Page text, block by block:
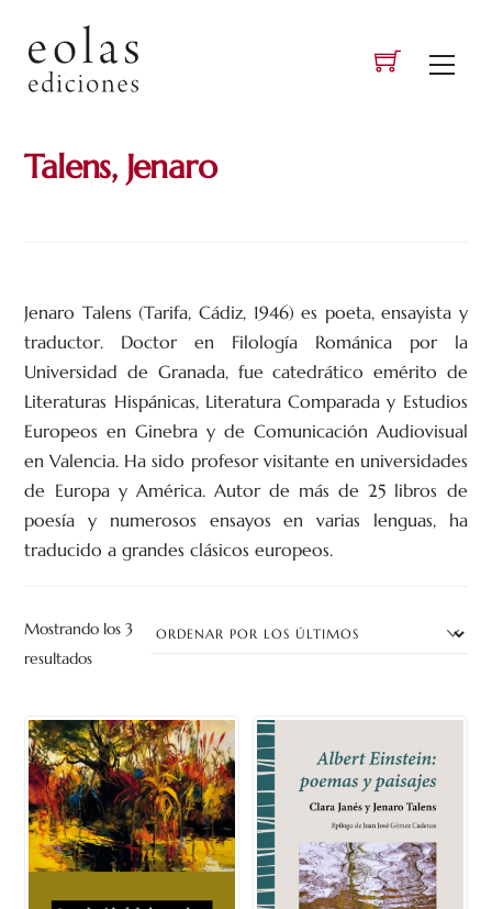
content
Talens, Jenaro
Jenaro Talens (Tarifa, Cádiz, 1946) es poeta, ensayista y
traductor. Doctor en Filología Románica por la
Universidad de Granada, fue catedrático emérito de
Literaturas Hispánicas, Literatura Comparada y Estudios
Europeos en Ginebra y de Comunicación Audiovisual
en Valencia. Ha sido profesor visitante en universidades
de Europa y América. Autor de más de 25 libros de
poesía y numerosos ensayos en varias lenguas, ha
traducido a grandes clásicos europeos.
Mostrando los 3
resultadosOrdenado
los
últimos